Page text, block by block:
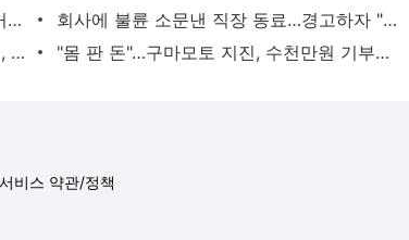
황정민 폭로녀 "합의? 그가 찾아왔지만 거절…허위 주장 다 밝힐 수 있다"
회사에 불륜 소문낸 직장 동료…경고하자 "사모님께도 말씀드리겠다"
"오빠 잠깐 집으로 와"…딸 틱톡으로 유인, 성폭행 복수한 아빠
"몸 판 돈"…구마모토 지진, 수천만원 기부하고 비난받은 성인물 배우
서비스 약관/정책